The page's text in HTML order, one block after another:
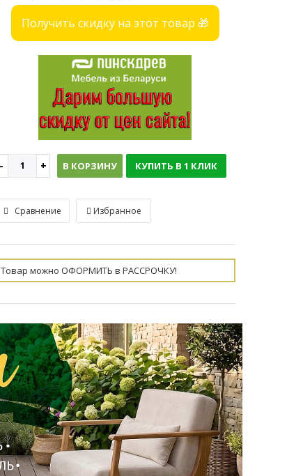
Получить скидку на этот товар 🎁
В КОРЗИНУ КУПИТЬ В 1 КЛИК
Сравнение Избранное
Товар можно ОФОРМИТЬ в РАССРОЧКУ!